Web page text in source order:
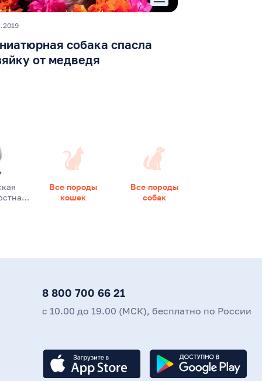
собака спасла
от медведя
Все породы
кошек
Все породы
собак
8 800 700 66 21
с 10.00 до 19.00 (МСК), бесплатно по России